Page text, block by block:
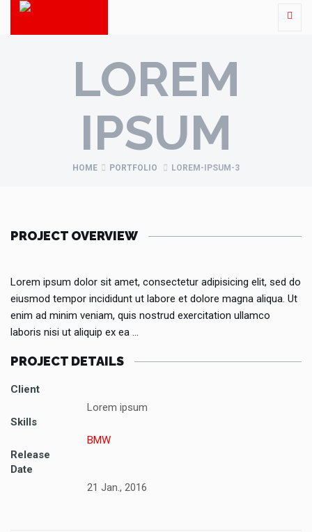
LOREM
IPSUM
HOME PORTFOLIO LOREM-IPSUM-3
PROJECT OVERVIEW
Lorem ipsum dolor sit amet, consectetur adipisicing elit, sed do
eiusmod tempor incididunt ut labore et dolore magna aliqua. Ut
enim ad minim veniam, quis nostrud exercitation ullamco
laboris nisi ut aliquip ex ea …
PROJECT DETAILS
Client
Lorem ipsum
Skills
BMW
Release
Date
21 Jan., 2016